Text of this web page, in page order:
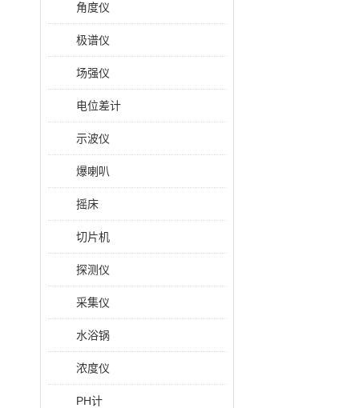
角度仪
极谱仪
场强仪
电位差计
示波仪
爆喇叭
摇床
切片机
探测仪
采集仪
水浴锅
浓度仪
PH计